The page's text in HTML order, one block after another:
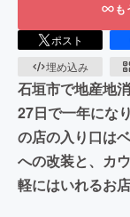
も
ポスト
埋め込み
石垣市で地産地
27日で一年にな
の店の入り口は
への改装と、カ
軽にはいれるお